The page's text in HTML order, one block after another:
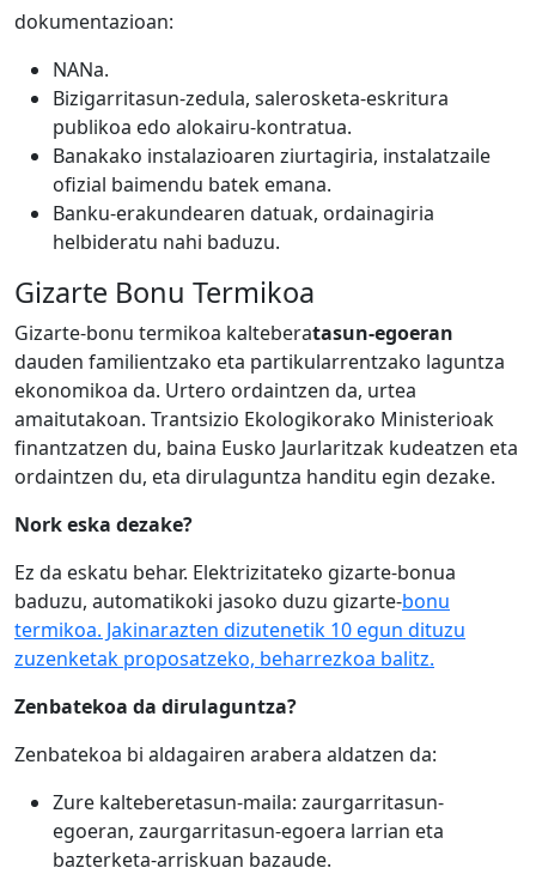
dokumentazioan:
NANa.
Bizigarritasun-zedula, salerosketa-eskritura
publikoa edo alokairu-kontratua.
Banakako instalazioaren ziurtagiria, instalatzaile
ofizial baimendu batek emana.
Banku-erakundearen datuak, ordainagiria
helbideratu nahi baduzu.
Gizarte Bonu Termikoa
Gizarte-bonu termikoa kalteberatasun-egoeran
dauden familientzako eta partikularrentzako laguntza
ekonomikoa da. Urtero ordaintzen da, urtea
amaitutakoan. Trantsizio Ekologikorako Ministerioak
finantzatzen du, baina Eusko Jaurlaritzak kudeatzen eta
ordaintzen du, eta dirulaguntza handitu egin dezake.
Nork eska dezake?
Ez da eskatu behar. Elektrizitateko gizarte-bonua
baduzu, automatikoki jasoko duzu gizarte-bonu
termikoa. Jakinarazten dizutenetik 10 egun dituzu
zuzenketak proposatzeko, beharrezkoa balitz.
Zenbatekoa da dirulaguntza?
Zenbatekoa bi aldagairen arabera aldatzen da:
Zure kalteberetasun-maila: zaurgarritasun-
egoeran, zaurgarritasun-egoera larrian eta
bazterketa-arriskuan bazaude.